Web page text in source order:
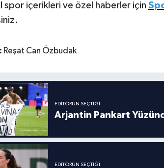
spor içerikleri ve özel haberler için
Reşat Can Özbudak
EDITÖRÜN SEÇTIĞI
Arjantin Pankart
EDITÖRÜN SEÇTIĞI